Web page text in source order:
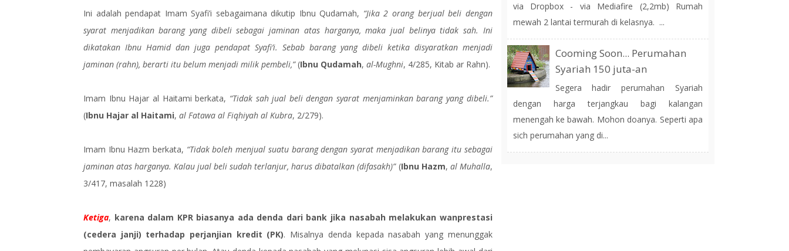
Ini adalah pendapat Imam Syafi’i sebagaimana dikutip Ibnu Qudamah, “Jika 2 orang berjual beli dengan
syarat menjadikan barang yang dibeli sebagai jaminan atas harganya, maka jual belinya tidak sah. Ini
dikatakan Ibnu Hamid dan juga pendapat Syafi’i. Sebab barang yang dibeli ketika disyaratkan menjadi
jaminan (rahn), berarti itu belum menjadi milik pembeli,”(Ibnu Qudamah, al-Mughni, 4/285, Kitab ar Rahn).
Imam Ibnu Hajar al Haitami berkata, “Tidak sah jual beli dengan syarat menjaminkan barang yang dibeli.”
(Ibnu Hajar al Haitami, al Fatawa al Fiqhiyah al Kubra, 2/279).
Imam Ibnu Hazm berkata, “Tidak boleh menjual suatu barang dengan syarat menjadikan barang itu sebagai
jaminan atas harganya. Kalau jual beli sudah terlanjur, harus dibatalkan (difasakh)”(Ibnu Hazm, al Muhalla,
3/417, masalah 1228)
Ketiga, karena dalam KPR biasanya ada denda dari bank jika nasabah melakukan wanprestasi
(cedera janji) terhadap perjanjian kredit (PK). Misalnya denda kepada nasabah yang menunggak
via Dropbox - via Mediafire (2,2mb) Rumah
mewah 2 lantai termurah di kelasnya. ...
Cooming Soon... Perumahan
Syariah 150 juta-an
Segera hadir perumahan Syariah
dengan harga terjangkau bagi kalangan
menengah ke bawah. Mohon doanya. Seperti apa
sich perumahan yang di...